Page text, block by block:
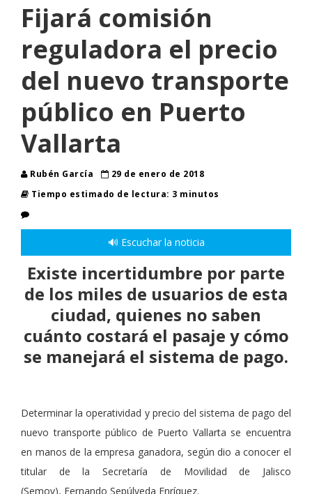
Fijará comisión
reguladora el precio
del nuevo transporte
público en Puerto
Vallarta
Rubén García
29 de enero de 2018
Tiempo estimado de lectura: 3 minutos
🔊 Escuchar la noticia
Existe incertidumbre por parte
de los miles de usuarios de esta
ciudad, quienes no saben
cuánto costará el pasaje y cómo
se manejará el sistema de pago.
Determinar la operatividad y precio del sistema de pago del
nuevo transporte público de Puerto Vallarta se encuentra
en manos de la empresa ganadora, según dio a conocer el
titular de la Secretaría de Movilidad de Jalisco
(Semov), Fernando Sepúlveda Enríquez.